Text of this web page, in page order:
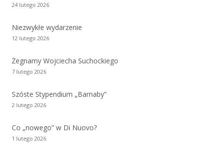
24 lutego 2026
Niezwykłe wydarzenie
12 lutego 2026
Żegnamy Wojciecha Suchockiego
7 lutego 2026
Szóste Stypendium „Barnaby”
2 lutego 2026
Co „nowego” w Di Nuovo?
1 lutego 2026